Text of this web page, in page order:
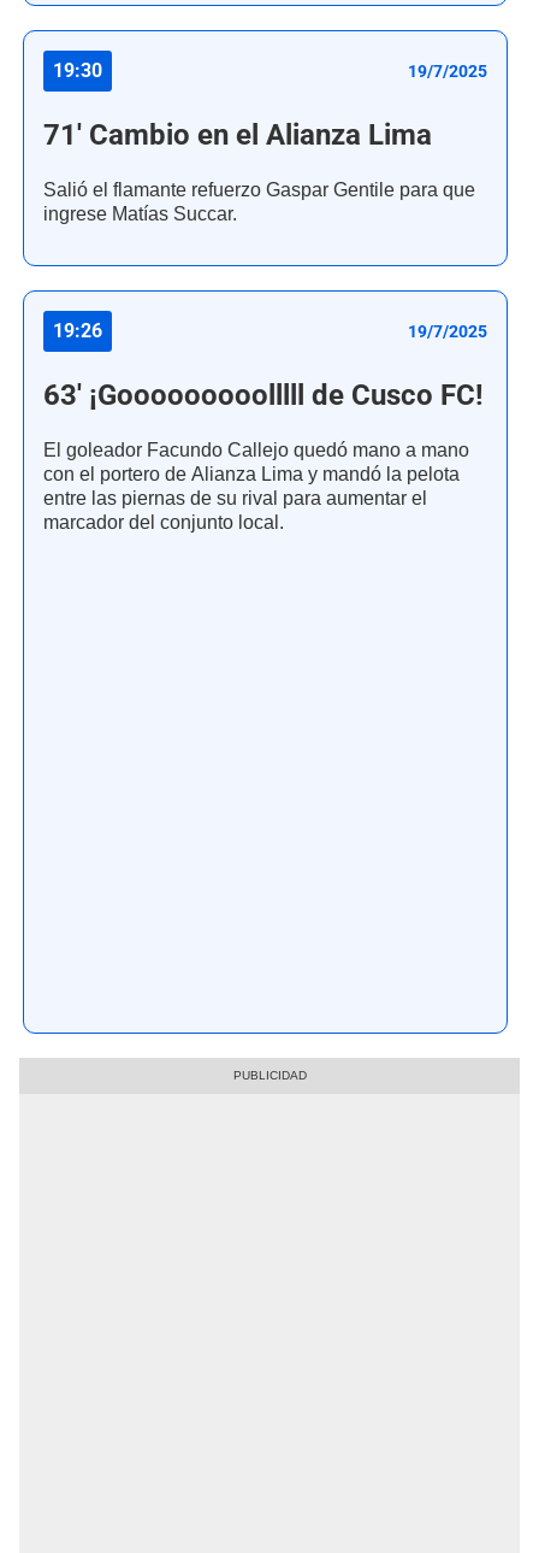
19:30 19/7/2025
71' Cambio en el Alianza Lima
Salió el flamante refuerzo Gaspar Gentile para que
ingrese Matías Succar.
19:26 19/7/2025
63' ¡Gooooooooolllll de Cusco FC!
El goleador Facundo Callejo quedó mano a mano
con el portero de Alianza Lima y mandó la pelota
entre las piernas de su rival para aumentar el
marcador del conjunto local.